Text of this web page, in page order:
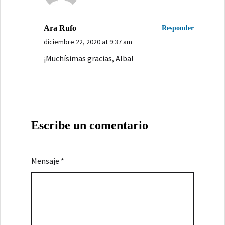
Ara Rufo Responder
diciembre 22, 2020 at 9:37 am
¡Muchísimas gracias, Alba!
Escribe un comentario
Mensaje *